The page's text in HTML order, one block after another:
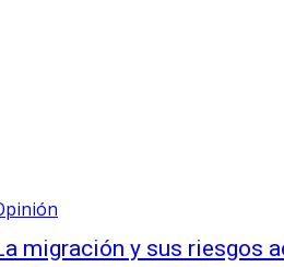
migración y sus riesgos